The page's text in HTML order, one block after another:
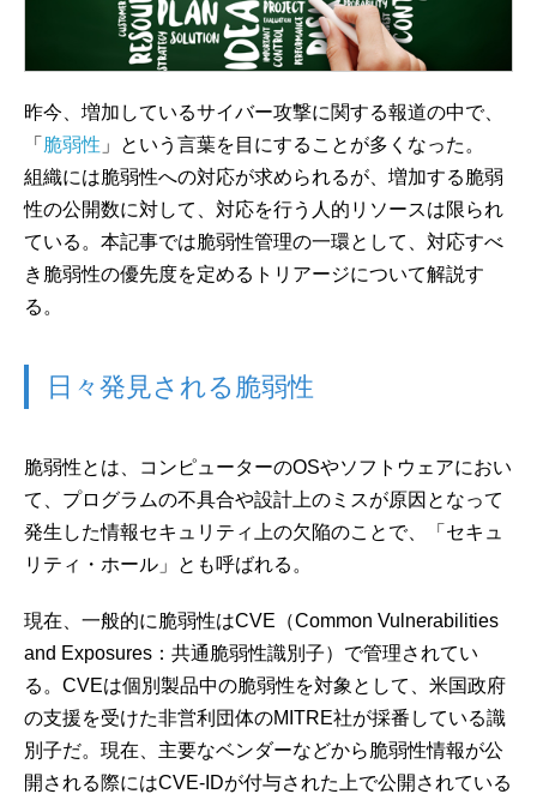
昨今、増加しているサイバー攻撃に関する報道の中で、
「 脆弱性 」という言葉を目にすることが多くなった。
組織には脆弱性への対応が求められるが、増加する脆弱
性の公開数に対して、対応を行う人的リソースは限られ
ている。本記事では脆弱性管理の一環として、対応すべ
き脆弱性の優先度を定めるトリアージについて解説す
る。
日々発見される脆弱性
脆弱性とは、コンピューターのOSやソフトウェアにおい
て、プログラムの不具合や設計上のミスが原因となって
発生した情報セキュリティ上の欠陥のことで、「セキュ
リティ・ホール」とも呼ばれる。
現在、一般的に脆弱性はCVE（Common Vulnerabilities
and Exposures：共通脆弱性識別子）で管理されてい
る。CVEは個別製品中の脆弱性を対象として、米国政府
の支援を受けた非営利団体のMITRE社が採番している識
別子だ。現在、主要なベンダーなどから脆弱性情報が公
開される際にはCVE-IDが付与された上で公開されている